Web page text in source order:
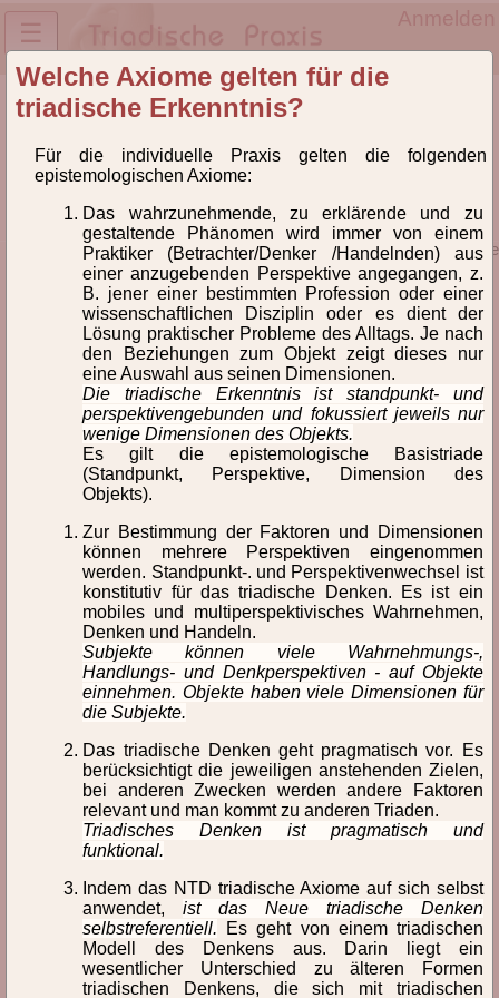
Anmelden
☰
Denken® (NTD)
Welche Axiome gelten für die
triadische Erkenntnis?
Für die individuelle Praxis gelten die folgenden
epistemologischen Axiome:
Das wahrzunehmende, zu erklärende und zu
gestaltende Phänomen wird immer von einem
Praktiker (Betrachter/Denker /Handelnden) aus
einer anzugebenden Perspektive angegangen, z.
B. jener einer bestimmten Profession oder einer
wissenschaftlichen Disziplin oder es dient der
Lösung praktischer Probleme des Alltags. Je nach
den Beziehungen zum Objekt zeigt dieses nur
eine Auswahl aus seinen Dimensionen.
Die triadische Erkenntnis ist standpunkt- und
perspektivengebunden und fokussiert jeweils nur
wenige Dimensionen des Objekts.
Es gilt die epistemologische Basistriade
(Standpunkt, Perspektive, Dimension des
Objekts).
Zur Bestimmung der Faktoren und Dimensionen
können mehrere Perspektiven eingenommen
werden. Standpunkt-. und Perspektivenwechsel ist
konstitutiv für das triadische Denken. Es ist ein
mobiles und multiperspektivisches Wahrnehmen,
Denken und Handeln.
Subjekte können viele Wahrnehmungs-,
Handlungs- und Denkperspektiven - auf Objekte
einnehmen. Objekte haben viele Dimensionen für
die Subjekte.
Das triadische Denken geht pragmatisch vor. Es
berücksichtigt die jeweiligen anstehenden Zielen,
bei anderen Zwecken werden andere Faktoren
relevant und man kommt zu anderen Triaden.
Triadisches Denken ist pragmatisch und
funktional.
Indem das NTD triadische Axiome auf sich selbst
anwendet,ist das Neue triadische Denken
selbstreferentiell. Es geht von einem triadischen
Modell des Denkens aus. Darin liegt ein
wesentlicher Unterschied zu älteren Formen
triadischen Denkens, die sich mit triadischen
© 2026 Prof. Dr. phil. habil. Michael Giesecke